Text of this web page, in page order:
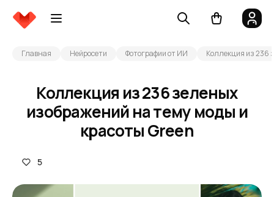
Главная Нейросети Фотографии от ИИ Коллекция из 236
Коллекция из 236 зеленых
изображений на тему моды и
красоты Green
5